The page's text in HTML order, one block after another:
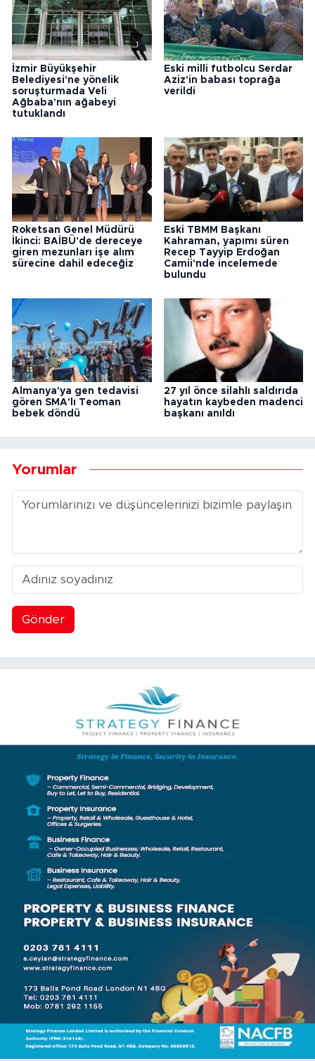
İzmir Büyükşehir
Belediyesi'ne yönelik
soruşturmada Veli
Ağbaba'nın ağabeyi
tutuklandı
Eski milli futbolcu Serdar
Aziz'in babası toprağa
verildi
Roketsan Genel Müdürü
İkinci: BAİBÜ'de dereceye
giren mezunları işe alım
sürecine dahil edeceğiz
Eski TBMM Başkanı
Kahraman, yapımı süren
Recep Tayyip Erdoğan
Camii'nde incelemede
bulundu
Almanya'ya gen tedavisi
gören SMA'lı Teoman
bebek döndü
27 yıl önce silahlı saldırıda
hayatın kaybeden madenci
başkanı anıldı
Yorumlar
Gönder